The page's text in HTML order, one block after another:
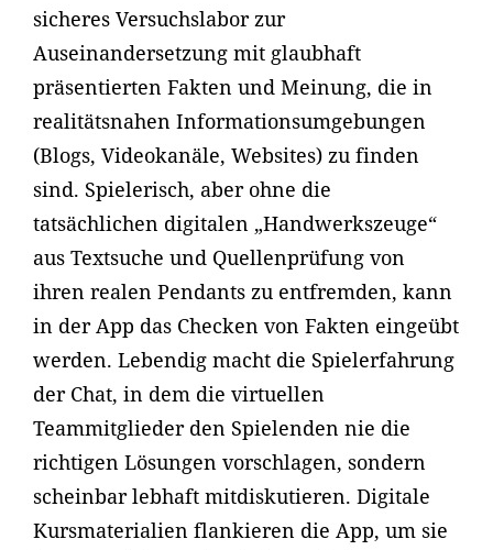
sicheres Versuchslabor zur
Auseinandersetzung mit glaubhaft
präsentierten Fakten und Meinung, die in
realitätsnahen Informationsumgebungen
(Blogs, Videokanäle, Websites) zu finden
sind. Spielerisch, aber ohne die
tatsächlichen digitalen „Handwerkszeuge“
aus Textsuche und Quellenprüfung von
ihren realen Pendants zu entfremden, kann
in der App das Checken von Fakten eingeübt
werden. Lebendig macht die Spielerfahrung
der Chat, in dem die virtuellen
Teammitglieder den Spielenden nie die
richtigen Lösungen vorschlagen, sondern
scheinbar lebhaft mitdiskutieren. Digitale
Kursmaterialien flankieren die App, um sie